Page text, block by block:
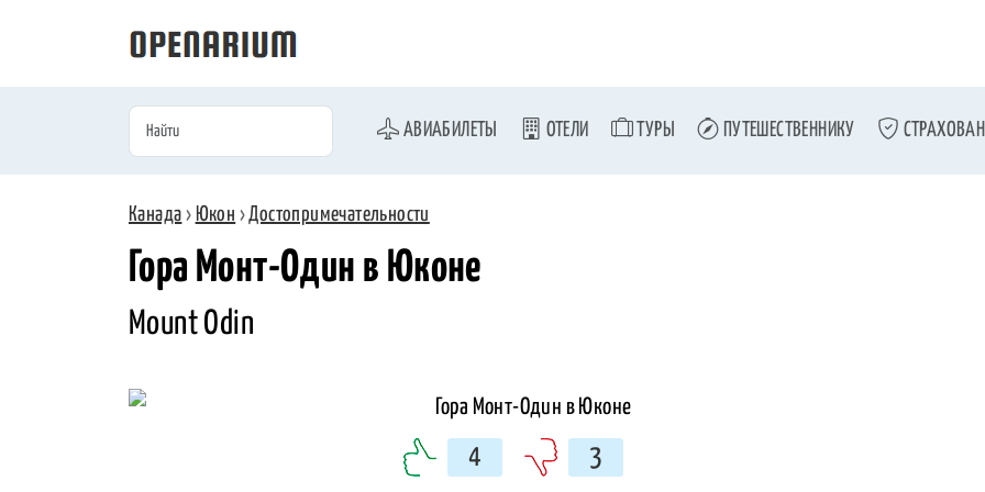
АВИАБИЛЕТЫ ОТЕЛИ ТУРЫ ПУТЕШЕСТВЕННИКУ
Канада › Юкон ›Достопримечательности
Гора Монт-Один в Юконе
Mount Odin
4 3